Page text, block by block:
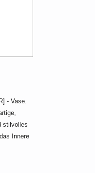
- Vase.
stilvolles
Innere